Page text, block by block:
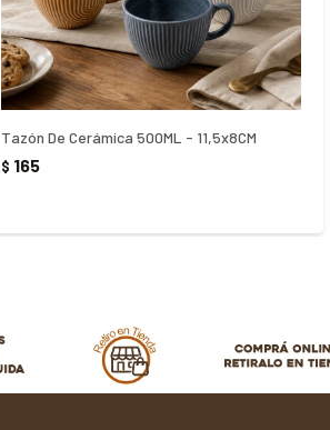
Tazón De Cerámica 500ML - 11,5x8CM
$ 165